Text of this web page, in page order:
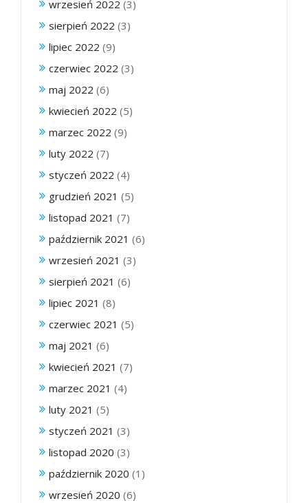
wrzesień 2022 (3)
sierpień 2022 (3)
lipiec 2022 (9)
czerwiec 2022 (3)
maj 2022 (6)
kwiecień 2022 (5)
marzec 2022 (9)
luty 2022 (7)
styczeń 2022 (4)
grudzień 2021 (5)
listopad 2021 (7)
październik 2021 (6)
wrzesień 2021 (3)
sierpień 2021 (6)
lipiec 2021 (8)
czerwiec 2021 (5)
maj 2021 (6)
kwiecień 2021 (7)
marzec 2021 (4)
luty 2021 (5)
styczeń 2021 (3)
listopad 2020 (3)
październik 2020 (1)
wrzesień 2020 (6)